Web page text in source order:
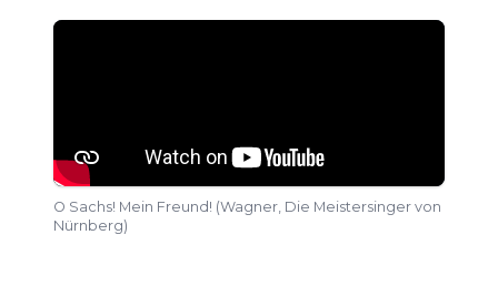
O Sachs! Mein Freund! (Wagner, Die Meistersinger von
Nürnberg)